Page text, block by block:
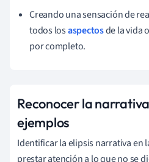
Creando una sensación de
todos losaspectosde la vida
por completo.
Reconocer la
ejemplos
Identificar la elipsis narrativa en
prestar atención a lo que no se